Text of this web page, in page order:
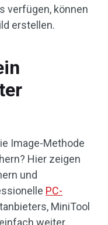
verfügen, können
erstellen.
Image-Methode
Hier zeigen
und
PC-
MiniTool
weiter.